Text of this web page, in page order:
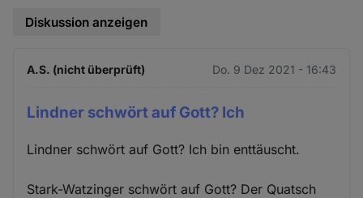
Diskussion anzeigen
A.S. (nicht überprüft) Do. 9 Dez 2021 - 16:43
Lindner schwört auf Gott? Ich
Lindner schwört auf Gott? Ich bin enttäuscht.
Stark-Watzinger schwört auf Gott? Der Quatsch